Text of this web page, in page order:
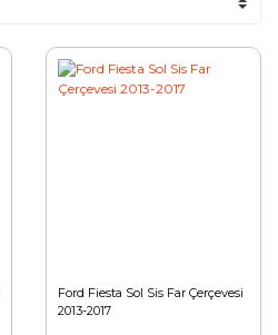
Ford Fiesta Sol Sis Far Çerçevesi
2013-2017